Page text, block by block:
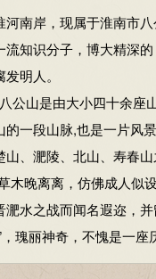
刘安便上奏朝廷致歉，
无辜之人。
年），刘迁学用剑，
迁。刘迁发怒，从此在
安听信儿子之言，罢了
124年），雷被私自跑
王后荼想不让刘迁去受
郡了。这时，淮南相对
年级下册课文（塞翁失
岸，现属于淮南市八
流知识分子，博大精深
明人。
山是由大小四十余座
的一段山脉,也是一片风
、淝陵、北山、寿春
木晚离离，仿佛成人似
水之战而闻名遐迩，并
瑰丽神奇，不愧是一座